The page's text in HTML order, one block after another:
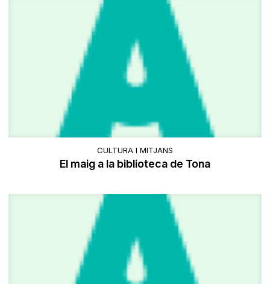
CULTURA I MITJANS
El maig a la biblioteca de Tona